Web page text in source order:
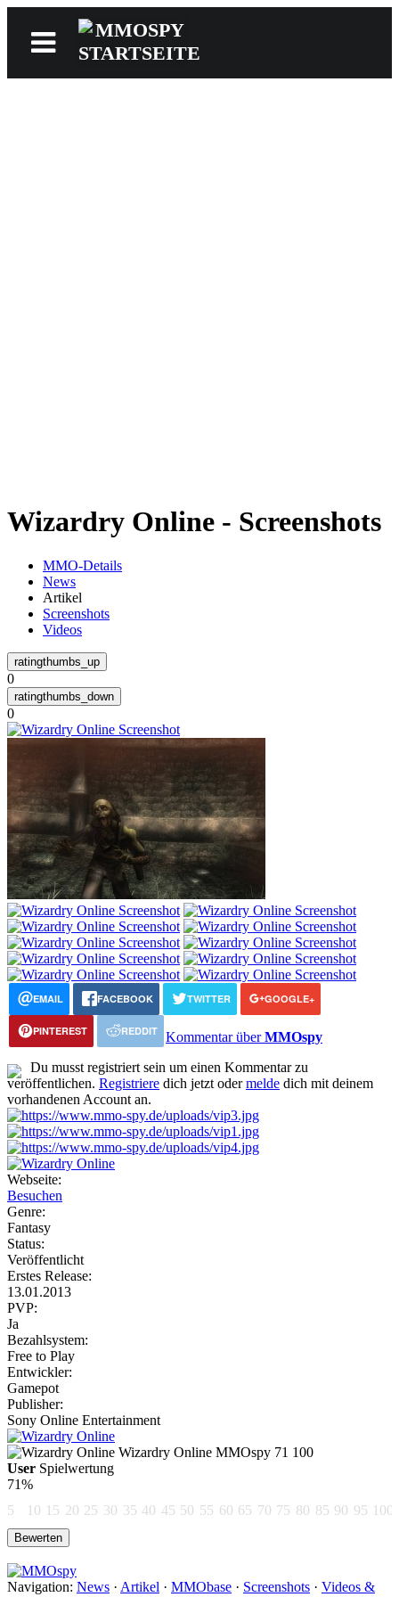
Wizardry Online - Screenshots
MMO-Details
News
Artikel
Screenshots
Videos
0
0
EMAIL FACEBOOK TWITTER GOOGLE+
PINTEREST REDDIT Kommentar überMMOspy
Du musst registriert sein um einen Kommentar zu
veröffentlichen. Registriere dich jetzt odermelde dich mit deinem
vorhandenen Account an.
Webseite:
Besuchen
Genre:
Fantasy
Status:
Veröffentlicht
Erstes Release:
13.01.2013
PVP:
Ja
Bezahlsystem:
Free to Play
Entwickler:
Gamepot
Publisher:
Sony Online Entertainment
Wizardry Online MMOspy 71 100
User Spielwertung
71%
5
10 15 20 25 30 35 40 45 50 55 60 65 70 75 80 85 90 95 100
Navigation: News · Artikel · MMObase · Screenshots · Videos &